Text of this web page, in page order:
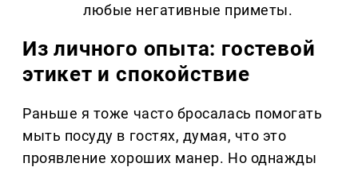
любые негативные приметы.
Из личного опыта: гостевой
этикет и спокойствие
Раньше я тоже часто бросалась помогать
мыть посуду в гостях, думая, что это
проявление хороших манер. Но однажды